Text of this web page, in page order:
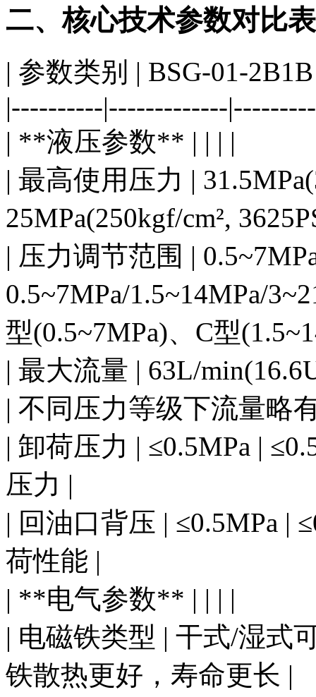
二、核心技术参数对比表
| 参数类别 | BSG-01-
|----------|-------------
| **液压参数** | | | |
| 最高使用压力 |
25MPa(250kgf/cm²,
| 压力调节范围 |
0.5~7MPa/1.5~14MPa/
型(0.5~7MPa)、C型
| 最大流量 | 63L/
| 不同压力等级下流量略
| 卸荷压力 | ≤0.5MPa |
压力 |
| 回油口背压 | ≤0.5MPa |
荷性能 |
| **电气参数** | | | |
| 电磁铁类型 | 干式/湿式
铁散热更好，寿命更长 |